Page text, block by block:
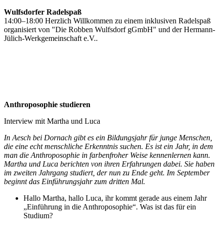
Wulfsdorfer Radelspaß
14:00–18:00 Herzlich Willkommen zu einem inklusiven Radelspaß
organisiert von "Die Robben Wulfsdorf gGmbH" und der Hermann-
Jülich-Werkgemeinschaft e.V..
Anthroposophie studieren
Interview mit Martha und Luca
In Aesch bei Dornach gibt es ein Bildungsjahr für junge Menschen,
die eine echt menschliche Erkenntnis suchen. Es ist ein Jahr, in dem
man die Anthroposophie in farbenfroher Weise kennenlernen kann.
Martha und Luca berichten von ihren Erfahrungen dabei. Sie haben
im zweiten Jahrgang studiert, der nun zu Ende geht. Im September
beginnt das Einführungsjahr zum dritten Mal.
Hallo Martha, hallo Luca, ihr kommt gerade aus einem Jahr
„Einführung in die Anthroposophie“. Was ist das für ein
Studium?